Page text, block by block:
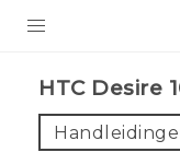
VIVE
HTC Desire